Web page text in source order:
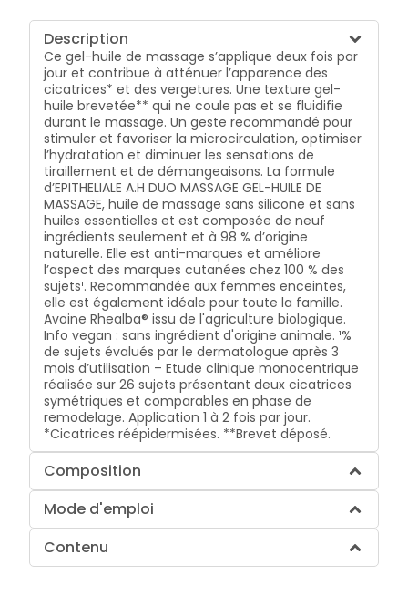
Description
Ce gel-huile de massage s’applique deux fois par
jour et contribue à atténuer l’apparence des
cicatrices* et des vergetures. Une texture gel-
huile brevetée** qui ne coule pas et se fluidifie
durant le massage. Un geste recommandé pour
stimuler et favoriser la microcirculation, optimiser
l’hydratation et diminuer les sensations de
tiraillement et de démangeaisons. La formule
d’EPITHELIALE A.H DUO MASSAGE GEL-HUILE DE
MASSAGE, huile de massage sans silicone et sans
huiles essentielles et est composée de neuf
ingrédients seulement et à 98 % d’origine
naturelle. Elle est anti-marques et améliore
l’aspect des marques cutanées chez 100 % des
sujets¹. Recommandée aux femmes enceintes,
elle est également idéale pour toute la famille.
Avoine Rhealba® issu de l'agriculture biologique.
Info vegan : sans ingrédient d'origine animale. ¹%
de sujets évalués par le dermatologue après 3
mois d’utilisation – Etude clinique monocentrique
réalisée sur 26 sujets présentant deux cicatrices
symétriques et comparables en phase de
remodelage. Application 1 à 2 fois par jour.
*Cicatrices réépidermisées. **Brevet déposé.
Composition
Mode d'emploi
Contenu